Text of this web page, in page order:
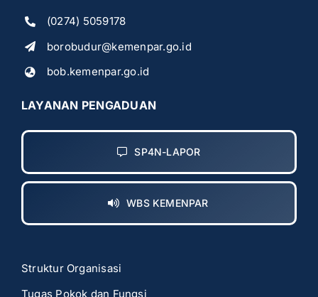
(0274) 5059178
borobudur@kemenpar.go.id
bob.kemenpar.go.id
LAYANAN PENGADUAN
SP4N-LAPOR
WBS KEMENPAR
Struktur Organisasi
Tugas Pokok dan Fungsi